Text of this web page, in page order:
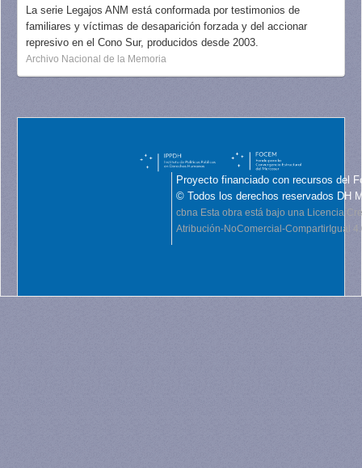
La serie Legajos ANM está conformada por testimonios de
familiares y víctimas de desaparición forzada y del accionar
represivo en el Cono Sur, producidos desde 2003.
Archivo Nacional de la Memoria
Proyecto financiado con recursos del
© Todos los derechos reservados DH
cbna Esta obra está bajo una Licencia
Atribución-NoComercial-CompartirIgual